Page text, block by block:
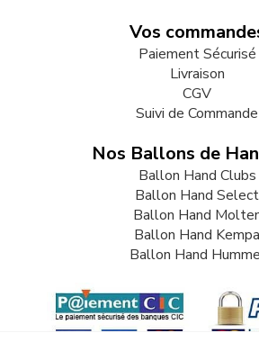
Vos
Paiement Sécurisé
Livraison
CGV
Suivi de Commande
Nos Ballons de
Ballon Hand Clubs
Ballon Hand Select
Ballon Hand
Ballon Hand Kempa
Ballon Hand